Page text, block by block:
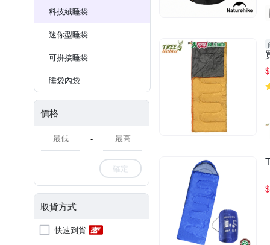
科技絨睡袋
迷你型睡袋
可拼接睡袋
睡袋內袋
價格
-
確定
取貨方式
快速到貨
$
$